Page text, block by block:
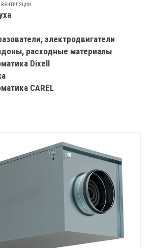
электродвигатели
расходные материалы
Dixell
CAREL